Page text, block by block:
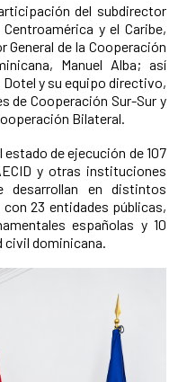
del subdirector
y el Caribe,
General de la Cooperación
Manuel Alba; así
y su equipo directivo,
de Cooperación Sur-Sur y
Bilateral.
de ejecución de 107
y otras instituciones
desarrollan en distintos
23 entidades públicas,
españolas y 10
dominicana.